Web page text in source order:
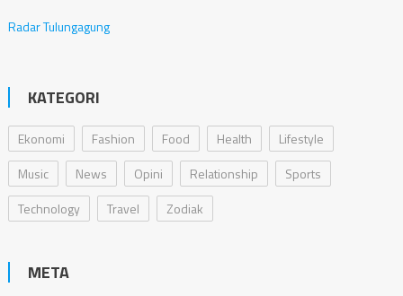
Radar Tulungagung
KATEGORI
Ekonomi Fashion Food Health
Lifestyle
Music
News Opini Relationship
Sports
Technology
Travel Zodiak
META